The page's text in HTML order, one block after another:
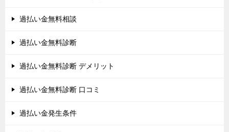
過払い金無料相談
過払い金無料診断
過払い金無料診断 デメリット
過払い金無料診断 口コミ
過払い金発生条件